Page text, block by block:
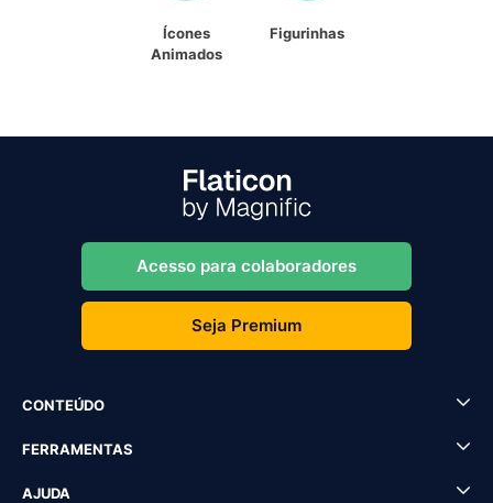
Ícones
Animados
Figurinhas
Acesso para colaboradores
Seja Premium
CONTEÚDO
FERRAMENTAS
AJUDA